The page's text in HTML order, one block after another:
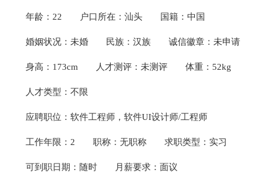
年龄：22 户口所在：汕头 国籍：中国
婚姻状况：未婚 民族：汉族 诚信徽章：未申请
身高：173cm 人才测评：未测评 体重：52kg
人才类型：不限
应聘职位：软件工程师，软件UI设计师/工程师
工作年限：2 职称：无职称 求职类型：实习
可到职日期：随时 月薪要求：面议